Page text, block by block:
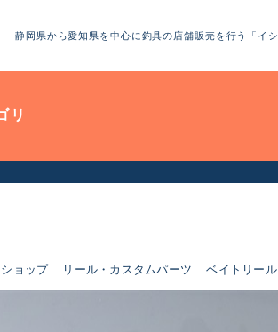
静岡県から愛知県を中心に釣具の店舗販売を行う「イ
リ
ョップ リール・カスタムパーツ ベイトリール